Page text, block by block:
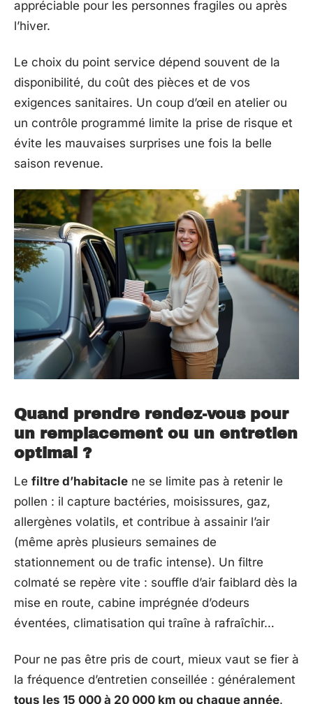
appréciable pour les personnes fragiles ou après
l’hiver.
Le choix du point service dépend souvent de la
disponibilité, du coût des pièces et de vos
exigences sanitaires. Un coup d’œil en atelier ou
un contrôle programmé limite la prise de risque et
évite les mauvaises surprises une fois la belle
saison revenue.
Quand prendre rendez-vous pour
un remplacement ou un entretien
optimal ?
Le filtre d’habitacle ne se limite pas à retenir le
pollen : il capture bactéries, moisissures, gaz,
allergènes volatils, et contribue à assainir l’air
(même après plusieurs semaines de
stationnement ou de trafic intense). Un filtre
colmaté se repère vite : souffle d’air faiblard dès la
mise en route, cabine imprégnée d’odeurs
éventées, climatisation qui traîne à rafraîchir…
Pour ne pas être pris de court, mieux vaut se fier à
la fréquence d’entretien conseillée : généralement
tous les 15 000 à 20 000 km ou chaque année.